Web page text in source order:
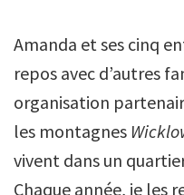
Amanda et ses cinq
repos avec d’autres
organisation
les montagnes
vivent dans un
Chaque année, je les